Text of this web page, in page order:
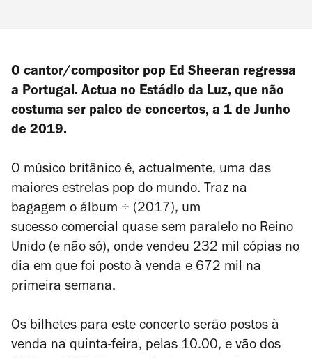
O cantor/compositor pop Ed Sheeran regressa
a Portugal. Actua no Estádio da Luz, que não
costuma ser palco de concertos, a 1 de Junho
de 2019.
O músico britânico é, actualmente, uma das
maiores estrelas pop do mundo. Traz na
bagagem o álbum ÷ (2017), um
sucesso comercial quase sem paralelo no Reino
Unido (e não só), onde vendeu 232 mil cópias no
dia em que foi posto à venda e 672 mil na
primeira semana.
Os bilhetes para este concerto serão postos à
venda na quinta-feira, pelas 10.00, e vão dos